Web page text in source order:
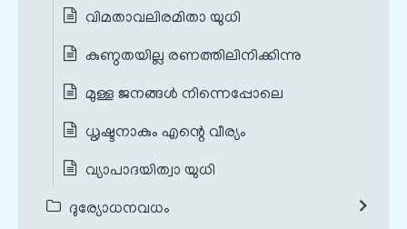
വിമതാവലിരമിതാ യുധി
കുണ്ഠതയില്ല രണത്തിലിനിക്കിന്നു
മുള്ള ജനങ്ങൾ നിന്നെപ്പോലെ
ധൃഷ്ടനാകും എന്റെ വീര്യം
വ്യാപാദയിത്വാ യുധി
ദുര്യോധനവധം